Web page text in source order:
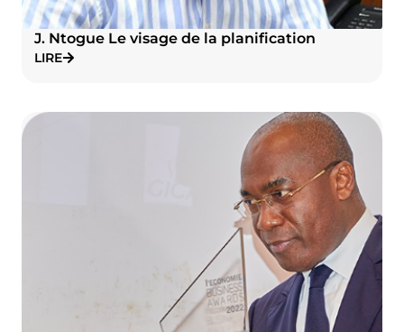
J. Ntogue Le visage de la planification
LIRE